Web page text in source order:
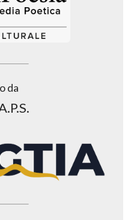
da